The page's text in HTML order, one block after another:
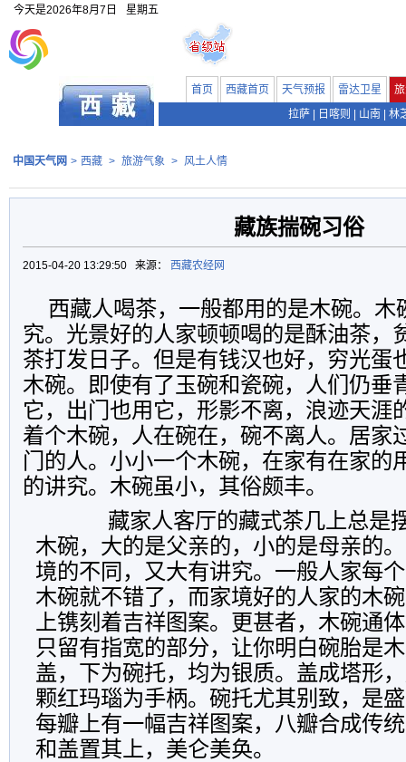
今天是2026年8月7日 星期五
首页 西藏首页 天气预报 雷达卫星
拉萨
日喀则 山南 林
中国天气网 > 西藏 > 旅游气象 > 风土人情
藏族揣碗习俗
2015-04-20 13:29:50 来源： 西藏农经网
西藏人喝茶，一般都用的是木碗。木
究。光景好的人家顿顿喝的是酥油茶，
茶打发日子。但是有钱汉也好，穷光蛋
木碗。即使有了玉碗和瓷碗，人们仍垂
它，出门也用它，形影不离，浪迹天涯
着个木碗，人在碗在，碗不离人。居家
门的人。小小一个木碗，在家有在家的
的讲究。木碗虽小，其俗颇丰。
藏家人客厅的藏式茶几上总是
木碗，大的是父亲的，小的是母亲的
境的不同，又大有讲究。一般人家每
木碗就不错了，而家境好的人家的木
上镌刻着吉祥图案。更甚者，木碗通
只留有指宽的部分，让你明白碗胎是
盖，下为碗托，均为银质。盖成塔形
颗红玛瑙为手柄。碗托尤其别致，是
每瓣上有一幅吉祥图案，八瓣合成传
和盖置其上，美仑美奂。